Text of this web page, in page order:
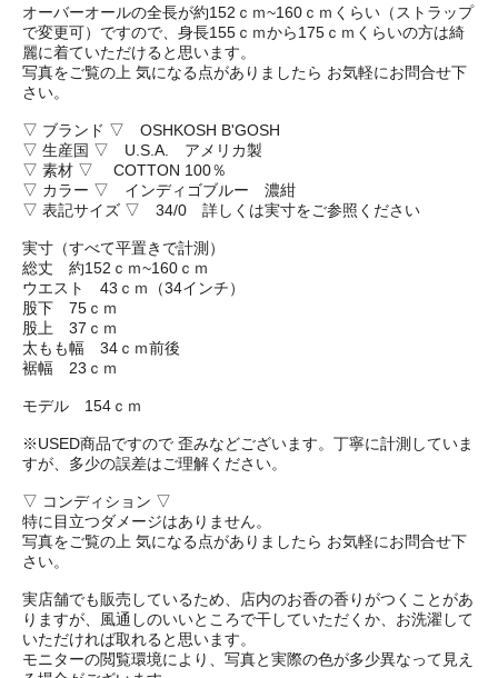
オーバーオールの全長が約152ｃｍ~160ｃｍくらい（ストラップ
で変更可）ですので、身長155ｃｍから175ｃｍくらいの方は綺
麗に着ていただけると思います。
写真をご覧の上 気になる点がありましたら お気軽にお問合せ下
さい。
▽ ブランド ▽ OSHKOSH B'GOSH
▽ 生産国 ▽ U.S.A. アメリカ製
▽ 素材 ▽ COTTON 100％
▽ カラー ▽ インディゴブルー 濃紺
▽ 表記サイズ ▽ 34/0 詳しくは実寸をご参照ください
実寸（すべて平置きで計測）
総丈 約152ｃｍ~160ｃｍ
ウエスト 43ｃｍ（34インチ）
股下 75ｃｍ
股上 37ｃｍ
太もも幅 34ｃｍ前後
裾幅 23ｃｍ
モデル 154ｃｍ
※USED商品ですので 歪みなどございます。丁寧に計測していま
すが、多少の誤差はご理解ください。
▽ コンディション ▽
特に目立つダメージはありません。
写真をご覧の上 気になる点がありましたら お気軽にお問合せ下
さい。
実店舗でも販売しているため、店内のお香の香りがつくことがあ
りますが、風通しのいいところで干していただくか、お洗濯して
いただければ取れると思います。
モニターの閲覧環境により、写真と実際の色が多少異なって見え